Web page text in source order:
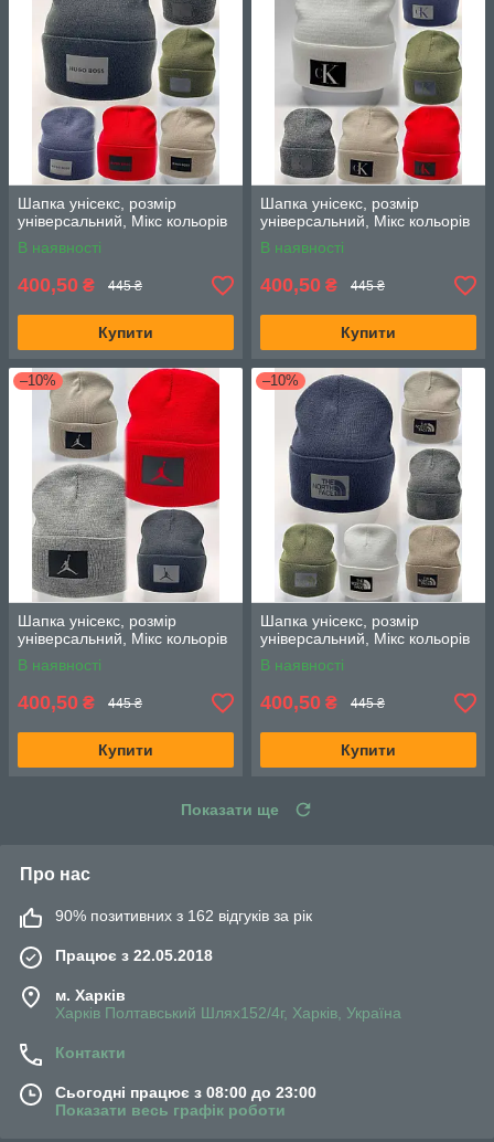
Шапка унісекс, розмір
універсальний, Мікс кольорів
В наявності
400,50 ₴ 445 ₴
Купити
Шапка унісекс, розмір
універсальний, Мікс кольорів
В наявності
400,50 ₴ 445 ₴
Купити
–10%
Шапка унісекс, розмір
універсальний, Мікс кольорів
В наявності
400,50 ₴ 445 ₴
Купити
–10%
Шапка унісекс, розмір
універсальний, Мікс кольорів
В наявності
400,50 ₴ 445 ₴
Купити
Показати ще
Про нас
90% позитивних з 162 відгуків за рік
Працює з 22.05.2018
м. Харків
Харків Полтавський Шлях152/4г, Харків, Україна
Контакти
Сьогодні працює з 08:00 до 23:00
Показати весь графік роботи